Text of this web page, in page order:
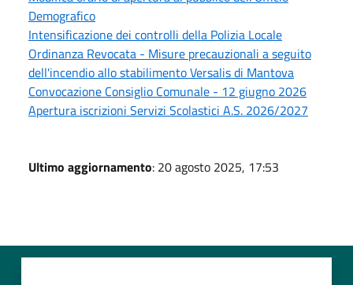
Demografico
Intensificazione dei controlli della Polizia Locale
Ordinanza Revocata - Misure precauzionali a seguito
dell'incendio allo stabilimento Versalis di Mantova
Convocazione Consiglio Comunale - 12 giugno 2026
Apertura iscrizioni Servizi Scolastici A.S. 2026/2027
Ultimo aggiornamento: 20 agosto 2025, 17:53